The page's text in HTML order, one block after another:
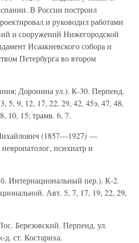
В России построил
и руководил работами
и сооружений Нижегородской
Исаакиевского собора и
Петербурга во втором
Доронина ул.). К-30. Перпенд.
5, 9, 12, 17, 22, 29, 42, 45э, 47, 48,
10, 15; трамв. 6, 7.
(1857—1927) —
психиатр и
Интернациональный пер.). К-2.
Авт. 5, 7, 17, 19, 22, 29,
Березовский. Перпенд. ул.
д. ст. Костариха.